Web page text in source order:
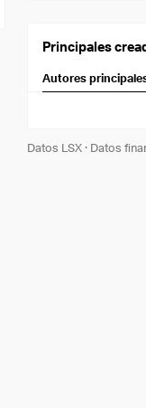
Principales
Autores
Datos LSX· Datos